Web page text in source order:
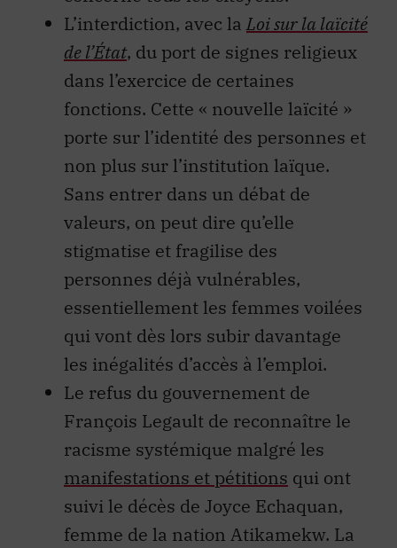
L’interdiction, avec la Loi sur la laïcité
de l’État, du port de signes religieux
dans l’exercice de certaines
fonctions. Cette « nouvelle laïcité »
porte sur l’identité des personnes et
non plus sur l’institution laïque.
Sans entrer dans un débat de
valeurs, on peut dire qu’elle
stigmatise et fragilise des
personnes déjà vulnérables,
essentiellement les femmes voilées
qui vont dès lors subir davantage
les inégalités d’accès à l’emploi.
Le refus du gouvernement de
François Legault de reconnaître le
racisme systémique malgré les
manifestations et pétitions qui ont
suivi le décès de Joyce Echaquan,
femme de la nation Atikamekw. La